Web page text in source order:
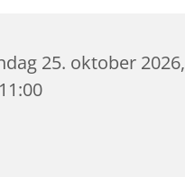
25. oktober 2026,